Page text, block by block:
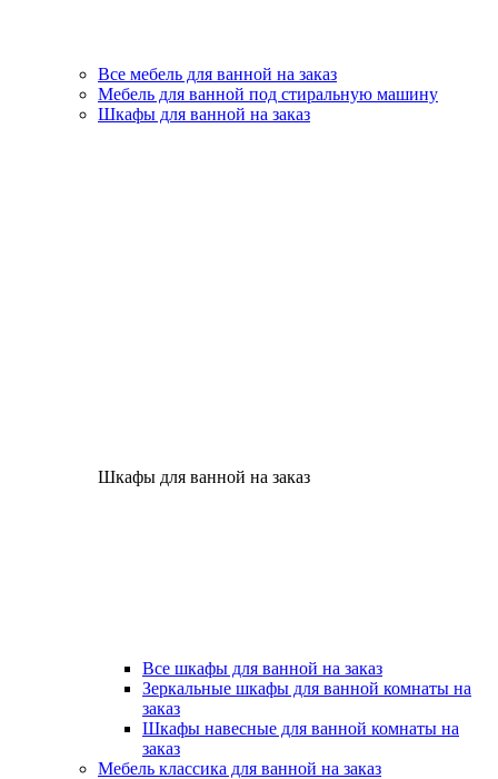
Все мебель для ванной на заказ
Мебель для ванной под стиральную машину
Шкафы для ванной на заказ
Шкафы для ванной на заказ
Все шкафы для ванной на заказ
Зеркальные шкафы для ванной комнаты на
заказ
Шкафы навесные для ванной комнаты на
заказ
Мебель классика для ванной на заказ